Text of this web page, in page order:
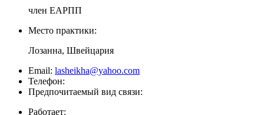
член ЕАРПП
Место практики:
Лозанна, Швейцария
Email: lasheikha@yahoo.com
Телефон:
Предпочитаемый вид связи:
Работает: